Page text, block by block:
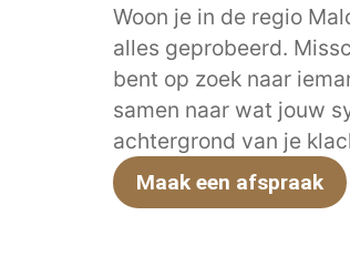
Woon je in de regio
alles geprobeerd.
bent op zoek naar
samen naar wat jouw
achtergrond van je
Maak een afspraak